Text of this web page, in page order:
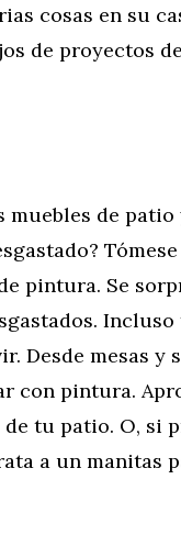
cosas en su
de proyectos
muebles de
pintura. Se
Desde mesas y
con pintura.
tu patio. O, si
a un manitas